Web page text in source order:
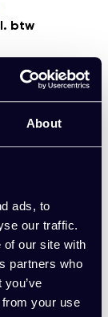
About
ads, to
our traffic.
of our site with
partners who
your use
btw
btw
AAN